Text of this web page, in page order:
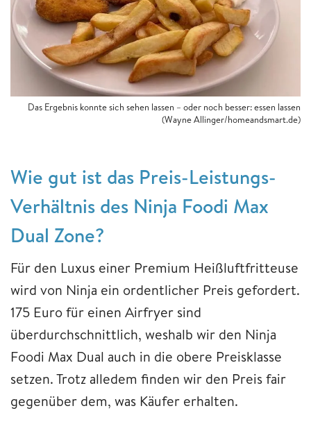
Das Ergebnis konnte sich sehen lassen – oder noch besser: essen lassen
(Wayne Allinger/homeandsmart.de)
Wie gut ist das Preis-Leistungs-
Verhältnis des Ninja Foodi Max
Dual Zone?
Für den Luxus einer Premium Heißluftfritteuse
wird von Ninja ein ordentlicher Preis gefordert.
175 Euro für einen Airfryer sind
überdurchschnittlich, weshalb wir den Ninja
Foodi Max Dual auch in die obere Preisklasse
setzen. Trotz alledem finden wir den Preis fair
gegenüber dem, was Käufer erhalten.